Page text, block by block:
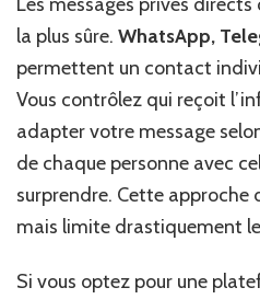
la plus sûre. WhatsApp,
permettent un contact
Vous contrôlez qui reçoit
adapter votre message
de chaque personne avec
surprendre. Cette approche
mais limite drastiquement
Si vous optez pour une